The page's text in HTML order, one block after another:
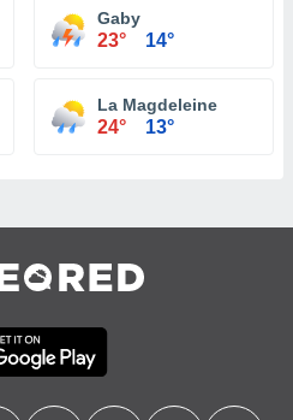
Gaby
23° 14°
La Magdeleine
24° 13°